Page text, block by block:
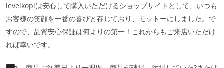
levelkopiは安心して購入いただけるショップサイトとして、いつも
お客様の笑顔を一番の喜びと存じており、モットーにしました。で
すので、品質安心保証は何よりの第一！これからもご来店いただけ
れば幸いです。